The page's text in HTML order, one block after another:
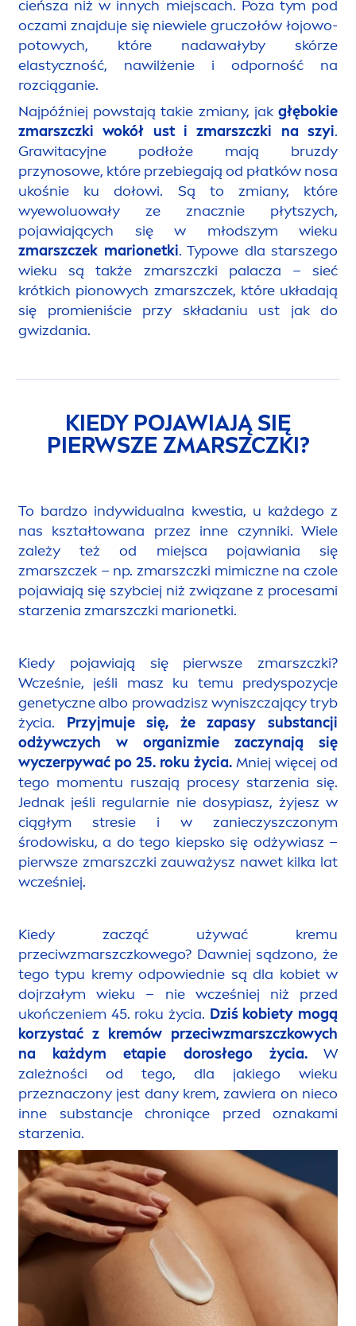
cieńsza niż w innych miejscach. Poza tym pod
oczami znajduje się niewiele gruczołów łojowo-
potowych, które nadawałyby skórze
elastyczność, nawilżenie i odporność na
rozciąganie.
Najpóźniej powstają takie zmiany, jak głębokie
zmarszczki wokół ust i zmarszczki na szyi.
Grawitacyjne podłoże mają bruzdy
przynosowe, które przebiegają od płatków nosa
ukośnie ku dołowi. Są to zmiany, które
wyewoluowały ze znacznie płytszych,
pojawiających się w młodszym wieku
zmarszczek marionetki. Typowe dla starszego
wieku są także zmarszczki palacza – sieć
krótkich pionowych zmarszczek, które układają
się promieniście przy składaniu ust jak do
gwizdania.
KIEDY POJAWIAJĄ SIĘ
PIERWSZE ZMARSZCZKI?
To bardzo indywidualna kwestia, u każdego z
nas kształtowana przez inne czynniki. Wiele
zależy też od miejsca pojawiania się
zmarszczek – np. zmarszczki mimiczne na czole
pojawiają się szybciej niż związane z procesami
starzenia zmarszczki marionetki.
Kiedy pojawiają się pierwsze zmarszczki?
Wcześnie, jeśli masz ku temu predyspozycje
genetyczne albo prowadzisz wyniszczający tryb
życia. Przyjmuje się, że zapasy substancji
odżywczych w organizmie zaczynają się
wyczerpywać po 25. roku życia. Mniej więcej od
tego momentu ruszają procesy starzenia się.
Jednak jeśli regularnie nie dosypiasz, żyjesz w
ciągłym stresie i w zanieczyszczonym
środowisku, a do tego kiepsko się odżywiasz –
pierwsze zmarszczki zauważysz nawet kilka lat
wcześniej.
Kiedy zacząć używać kremu
przeciwzmarszczkowego? Dawniej sądzono, że
tego typu kremy odpowiednie są dla kobiet w
dojrzałym wieku – nie wcześniej niż przed
ukończeniem 45. roku życia. Dziś kobiety mogą
korzystać z kremów przeciwzmarszczkowych
na każdym etapie dorosłego życia.W
zależności od tego, dla jakiego wieku
przeznaczony jest dany krem, zawiera on nieco
inne substancje chroniące przed oznakami
starzenia.